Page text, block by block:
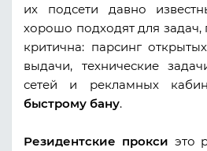
их подсети давно
хорошо подходят для задач,
критична: парсинг
выдачи, технические
сетей и рекламных
быстрому бану.
Резидентские прокси это